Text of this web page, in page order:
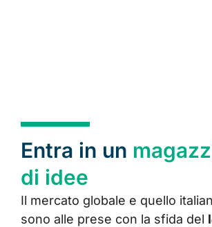
Entra in un
di idee
Il mercato globale e quello
sono alle prese con la sfida del l